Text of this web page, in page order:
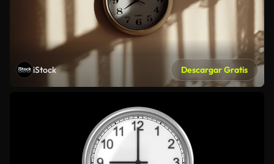
iStock Descargar Gratis